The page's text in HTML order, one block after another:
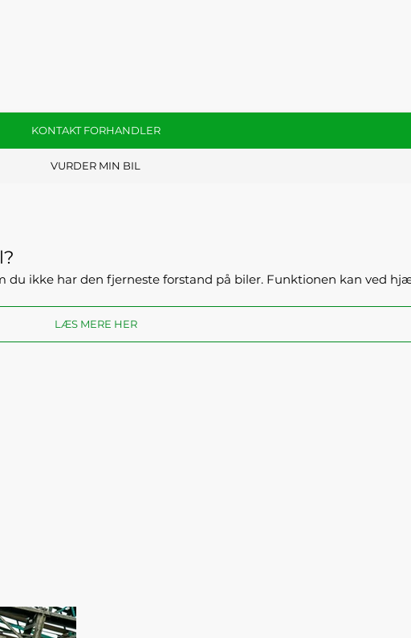
KONTAKT FORHANDLER
VURDER MIN BIL
ikke har den fjerneste forstand på biler. Funktionen kan ved
LÆS MERE HER